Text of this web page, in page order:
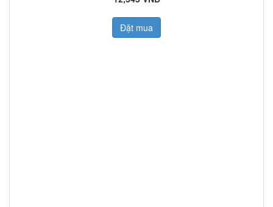
Đặt mua